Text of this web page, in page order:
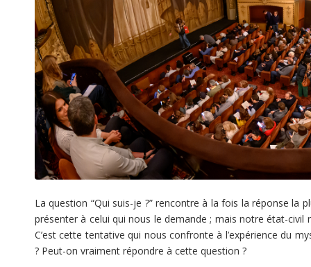
La question “Qui suis-je ?” rencontre à la fois la réponse la
présenter à celui qui nous le demande ; mais notre état-
C’est cette tentative qui nous confronte à l’expérience du
? Peut-on vraiment répondre à cette question ?